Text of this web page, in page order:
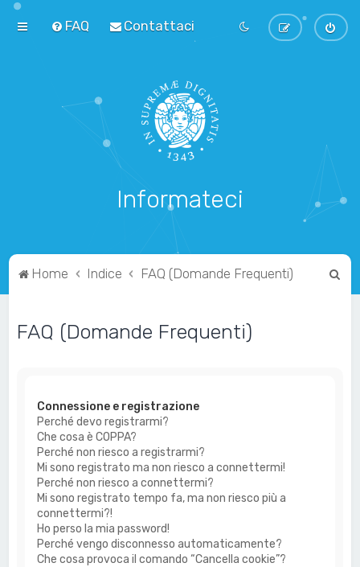
FAQ Contattaci
Informateci
Home Indice FAQ (Domande Frequenti)
FAQ (Domande Frequenti)
Connessione e registrazione
Perché devo registrarmi?
Che cosa è COPPA?
Perché non riesco a registrarmi?
Mi sono registrato ma non riesco a connettermi!
Perché non riesco a connettermi?
Mi sono registrato tempo fa, ma non riesco più a
connettermi?!
Ho perso la mia password!
Perché vengo disconnesso automaticamente?
Che cosa provoca il comando “Cancella cookie”?